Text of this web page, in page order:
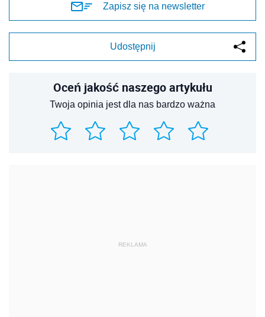
Zapisz się na newsletter
Udostępnij
Oceń jakość naszego artykułu
Twoja opinia jest dla nas bardzo ważna
REKLAMA